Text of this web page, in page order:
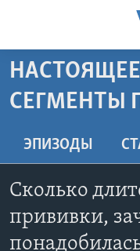
Перейти
на
основной
Перейти
к
основной
навигации
Перейти
ПРОГРАММЫ
АМЕРИКА
ИТОГИ
ПОЧЕМУ ЭТО
ПРОЕКТЫ
НАША
А КАК В АМЕРИКЕ?
ЭКСПЕРТИЗА
ИНТЕРВЬЮ
ФАКТЫ ПРОТИВ
СЕГМЕНТЫ
ЭПИЗОДЫ
Сколько
прививки,